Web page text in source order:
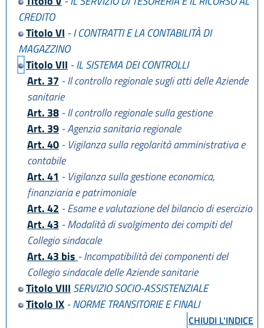
CREDITO
Titolo VI - I CONTRATTI E LA CONTABILITÀ DI
MAGAZZINO
Titolo VII - IL SISTEMA DEI CONTROLLI
Art. 37 - Il controllo regionale sugli atti delle Aziende
sanitarie
Art. 38 - Il controllo regionale sulla gestione
Art. 39 - Agenzia sanitaria regionale
Art. 40 - Vigilanza sulla regolarità amministrativa e
contabile
Art. 41 - Vigilanza sulla gestione economica,
finanziaria e patrimoniale
Art. 42 - Esame e valutazione del bilancio di esercizio
Art. 43 - Modalità di svolgimento dei compiti del
Collegio sindacale
Art. 43 bis - Incompatibilità dei componenti del
Collegio sindacale delle Aziende sanitarie
Titolo VIII SERVIZIO SOCIO-ASSISTENZIALE
Titolo IX- NORME TRANSITORIE E FINALI
CHIUDI L'INDICE